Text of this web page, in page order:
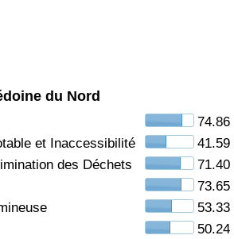
du Nord
74.86
et Inaccessibilité
41.59
des Déchets
71.40
73.65
53.33
50.24
(Actuel)
par pays
santé (Actuel)